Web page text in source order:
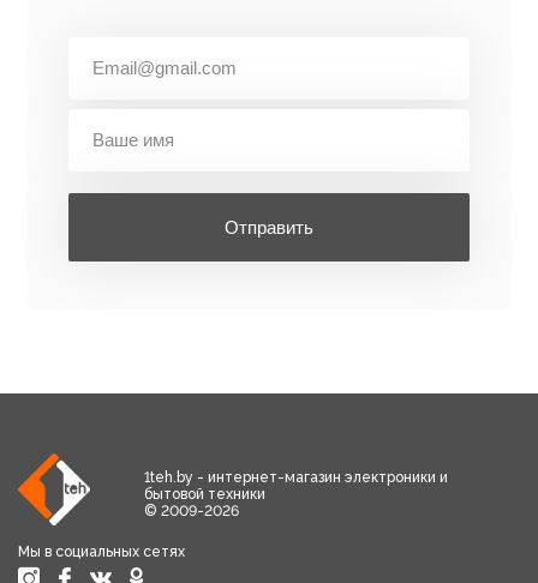
Отправить
1teh.by - интернет-магазин электроники и
бытовой техники
© 2009-2026
Мы в социальных сетях